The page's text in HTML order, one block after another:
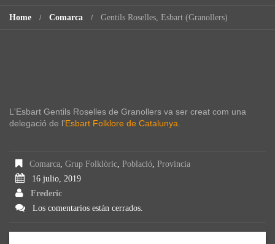
Home Comarca Gentils Roselles, Esbart (Granollers)
L'Esbart Gentils Roselles de Granollers va ser creat com una
delegació de l'Esbart Folklore de Catalunya
Comarca, Grup Folklòric, Població, Provincia
16 julio, 2019
Frederic
Los comentarios están cerrados.